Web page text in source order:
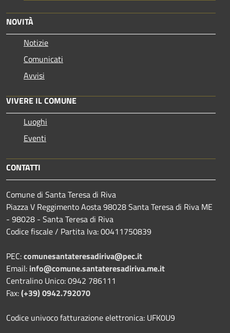
NOVITÀ
Notizie
Comunicati
Avvisi
VIVERE IL COMUNE
Luoghi
Eventi
CONTATTI
Comune di Santa Teresa di Riva
Piazza V Reggimento Aosta 98028 Santa Teresa di Riva ME
- 98028 - Santa Teresa di Riva
Codice fiscale / Partita Iva: 00411750839
PEC:comunesantateresadiriva@pec.it
Email: info@comune.santateresadiriva.me.it
Centralino Unico: 0942 786111
Fax:(+39) 0942.792070
Codice univoco fatturazione elettronica: UFK0U9